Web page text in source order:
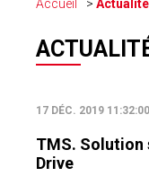
Accueil
17 DÉC. 2019 11:32:00
TMS. Solution
Drive